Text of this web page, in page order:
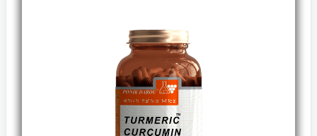
خرید کپسول کورکومین